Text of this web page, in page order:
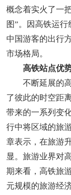
概念着实火了一
图”。因高铁运
中国游客的出行
市场格局。
高铁站点优
不断延展的高
了彼此的时空距
带来的一系列变
行中将区域的旅
章表示，在旅游
显。旅游业界对
期来看，高铁旅
元规模的旅游经济